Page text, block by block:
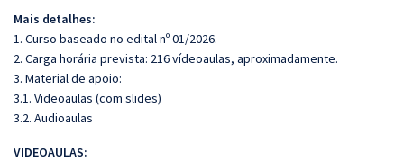
Mais detalhes:
1. Curso baseado no edital nº 01/2026.
2. Carga horária prevista: 216 vídeoaulas, aproximadamente.
3. Material de apoio:
3.1. Videoaulas (com slides)
3.2. Audioaulas
VIDEOAULAS: